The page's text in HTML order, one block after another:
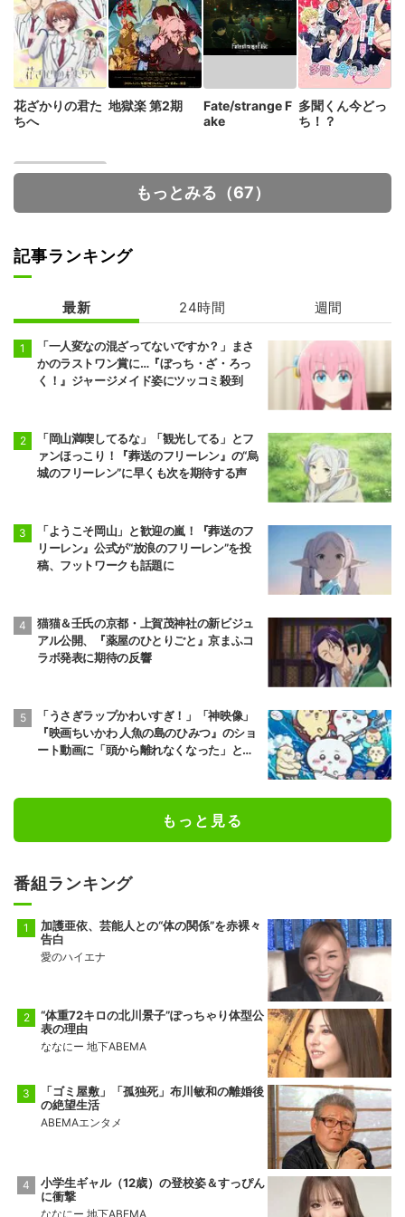
花ざかりの君た
ちへ
地獄楽 第2期
Fate/strange F
ake
多聞くん今どっ
ち！？
死亡遊戯で飯を
食う。
もっとみる（67）
記事ランキング
最新 24時間 週間
「一人変なの混ざってないですか？」まさ
かのラストワン賞に…『ぼっち・ざ・ろっ
く！』ジャージメイド姿にツッコミ殺到
「岡山満喫してるな」「観光してる」とフ
ァンほっこり！『葬送のフリーレン』の“烏
城のフリーレン”に早くも次を期待する声
「ようこそ岡山」と歓迎の嵐！『葬送のフ
リーレン』公式が“放浪のフリーレン”を投
稿、フットワークも話題に
猫猫＆壬氏の京都・上賀茂神社の新ビジュ
アル公開、『薬屋のひとりごと』京まふコ
ラボ発表に期待の反響
「うさぎラップかわいすぎ！」「神映像」
『映画ちいかわ 人魚の島のひみつ』のショ
ート動画に「頭から離れなくなった」と大
もっと見る
番組ランキング
加護亜依、芸能人との“体の関係”を赤裸々
告白
愛のハイエナ
“体重72キロの北川景子”ぽっちゃり体型公
表の理由
ななにー 地下ABEMA
「ゴミ屋敷」「孤独死」布川敏和の離婚後
の絶望生活
ABEMAエンタメ
小学生ギャル（12歳）の登校姿＆すっぴん
に衝撃
ななにー 地下ABEMA